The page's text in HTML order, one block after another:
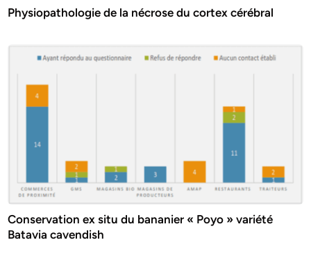
Physiopathologie de la nécrose du cortex cérébral
Conservation ex situ du bananier « Poyo » variété
Batavia cavendish